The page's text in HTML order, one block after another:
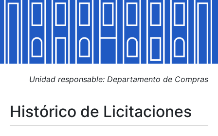
Mostrar/Ocultar
Mostrar/Ocultar
Mostrar/Ocultar
Mostrar/Ocultar
Unidad responsable: Departamento de Compras
Histórico de Licitaciones